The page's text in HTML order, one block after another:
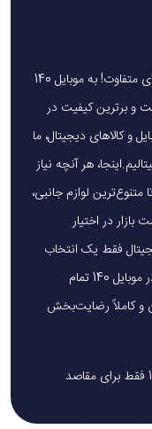
یک خرید هوشمندانه ، قیمت منصفانه، تجربه‌ای متفاوت! به موبایل 140
و برترین کیفیت در
موبایل و کالاهای دیجیتال، ما
هر آنچه نیاز
متنوع‌ترین لوازم جانبی،
در اختیار
فقط یک انتخاب
نیست، بلکه یک تجربه است! به همین دلیل در موبایل 140 تمام
و کاملاً رضایت‌بخش
استفاده از مطالب فروشگاه اینترنتی موبایل 140 فقط برای مقاصد